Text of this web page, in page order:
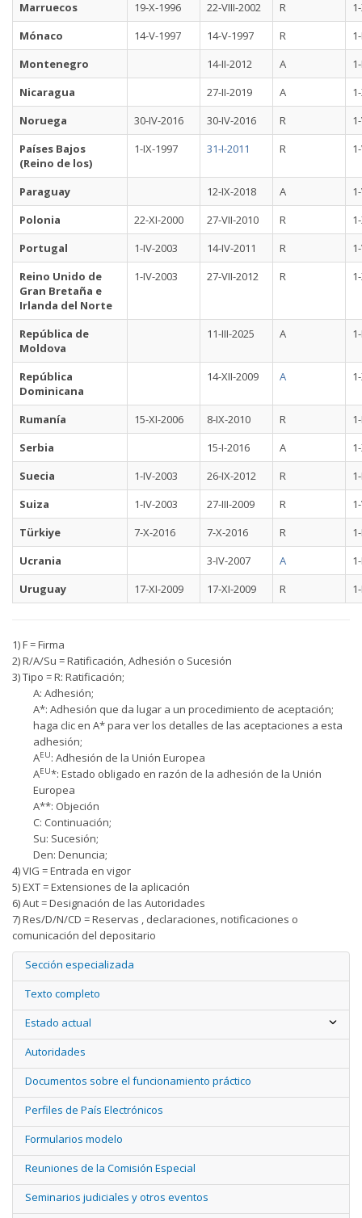
Marruecos 19-X-1996 22-VIII-2002 R
Mónaco
14-V-1997 14-V-1997 R
Montenegro
14-II-2012 A
Nicaragua
27-II-2019 A
Noruega
30-IV-2016 30-IV-2016 R
Países Bajos
(Reino de los)
1-IX-1997 31-I-2011 R
Paraguay 12-IX-2018 A
Polonia
22-XI-2000 27-VII-2010 R
Portugal
1-IV-2003 14-IV-2011 R
Reino Unido de
Gran Bretaña e
Irlanda del Norte
1-IV-2003 27-VII-2012 R
República de
Moldova
11-III-2025 A
República
Dominicana
14-XII-2009 A
Rumanía 15-XI-2006 8-IX-2010 R
Serbia
15-I-2016 A
Suecia
1-IV-2003 26-IX-2012 R
Suiza
1-IV-2003 27-III-2009 R
Türkiye
7-X-2016 7-X-2016 R
Ucrania
3-IV-2007 A
Uruguay
17-XI-2009 17-XI-2009 R
1) F = Firma
2) R/A/Su = Ratificación, Adhesión o Sucesión
3) Tipo = R: Ratificación;
A: Adhesión;
A*: Adhesión que da lugar a un procedimiento de aceptación;
haga clic en A* para ver los detalles de las aceptaciones a esta
adhesión;
AEU: Adhesión de la Unión Europea
AEU*: Estado obligado en razón de la adhesión de la Unión
Europea
A**: Objeción
C: Continuación;
Su: Sucesión;
Den: Denuncia;
4) VIG = Entrada en vigor
5) EXT = Extensiones de la aplicación
6) Aut = Designación de las Autoridades
7) Res/D/N/CD = Reservas , declaraciones, notificaciones o
comunicación del depositario
Sección especializada
Texto completo
Estado actual
Autoridades
Documentos sobre el funcionamiento práctico
Perfiles de País Electrónicos
Formularios modelo
Reuniones de la Comisión Especial
Seminarios judiciales y otros eventos